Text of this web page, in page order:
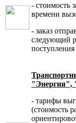
- стоимость
времени
- заказ
следующий
"Энергия",
- тарифы
(стоимость